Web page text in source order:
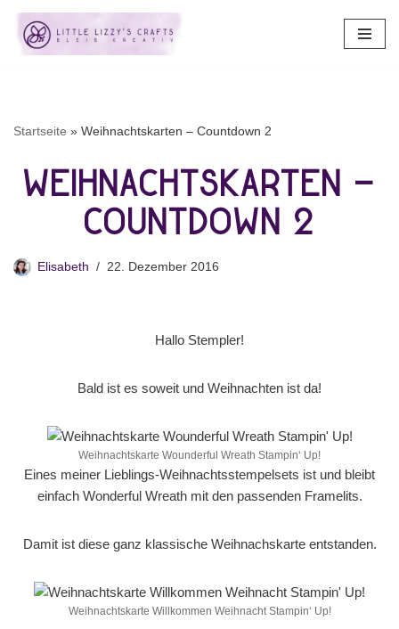
Startseite » Weihnachtskarten – Countdown 2
Weihnachtskarten –
Countdown 2
Elisabeth 22. Dezember 2016
Hallo Stempler!
Bald ist es soweit und Weihnachten ist da!
Weihnachtskarte Wounderful Wreath Stampin‘ Up!
Eines meiner Lieblings-Weihnachtsstempelsets ist und bleibt
einfach Wonderful Wreath mit den passenden Framelits.
Damit ist diese ganz klassische Weihnachskarte entstanden.
Weihnachtskarte Willkommen Weihnacht Stampin‘ Up!